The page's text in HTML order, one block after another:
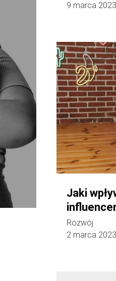
9 marca 2023
Jaki
Rozwój
2 marca 2023